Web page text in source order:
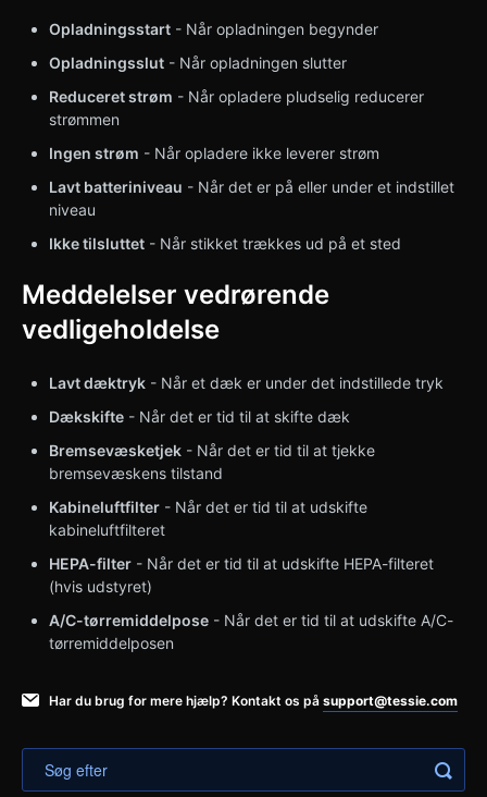
Opladningsstart - Når opladningen begynder
Opladningsslut - Når opladningen slutter
Reduceret strøm - Når opladere pludselig reducerer
strømmen
Ingen strøm - Når opladere ikke leverer strøm
Lavt batteriniveau - Når det er på eller under et indstillet
niveau
Ikke tilsluttet - Når stikket trækkes ud på et sted
Meddelelser vedrørende
vedligeholdelse
Lavt dæktryk - Når et dæk er under det indstillede tryk
Dækskifte - Når det er tid til at skifte dæk
Bremsevæsketjek - Når det er tid til at tjekke
bremsevæskens tilstand
Kabineluftfilter - Når det er tid til at udskifte
kabineluftfilteret
HEPA-filter - Når det er tid til at udskifte HEPA-filteret
(hvis udstyret)
A/C-tørremiddelpose - Når det er tid til at udskifte A/C-
tørremiddelposen
Har du brug for mere hjælp? Kontakt os på support@tessie.com